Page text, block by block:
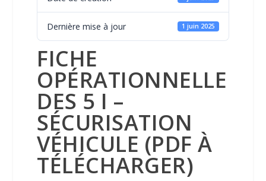
Dernière mise à jour 1 juin 2025
FICHE
OPÉRATIONNELLE
DES 5 I –
SÉCURISATION
VÉHICULE (PDF À
TÉLÉCHARGER)